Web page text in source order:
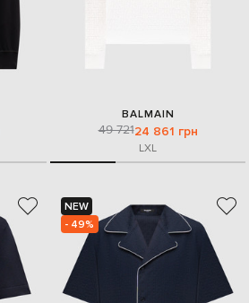
BALMAIN
49 72124 861 грн
LXL
NEW
- 49%